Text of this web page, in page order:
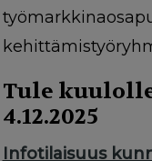
Tule
4.12.2025
Infotilaisuus